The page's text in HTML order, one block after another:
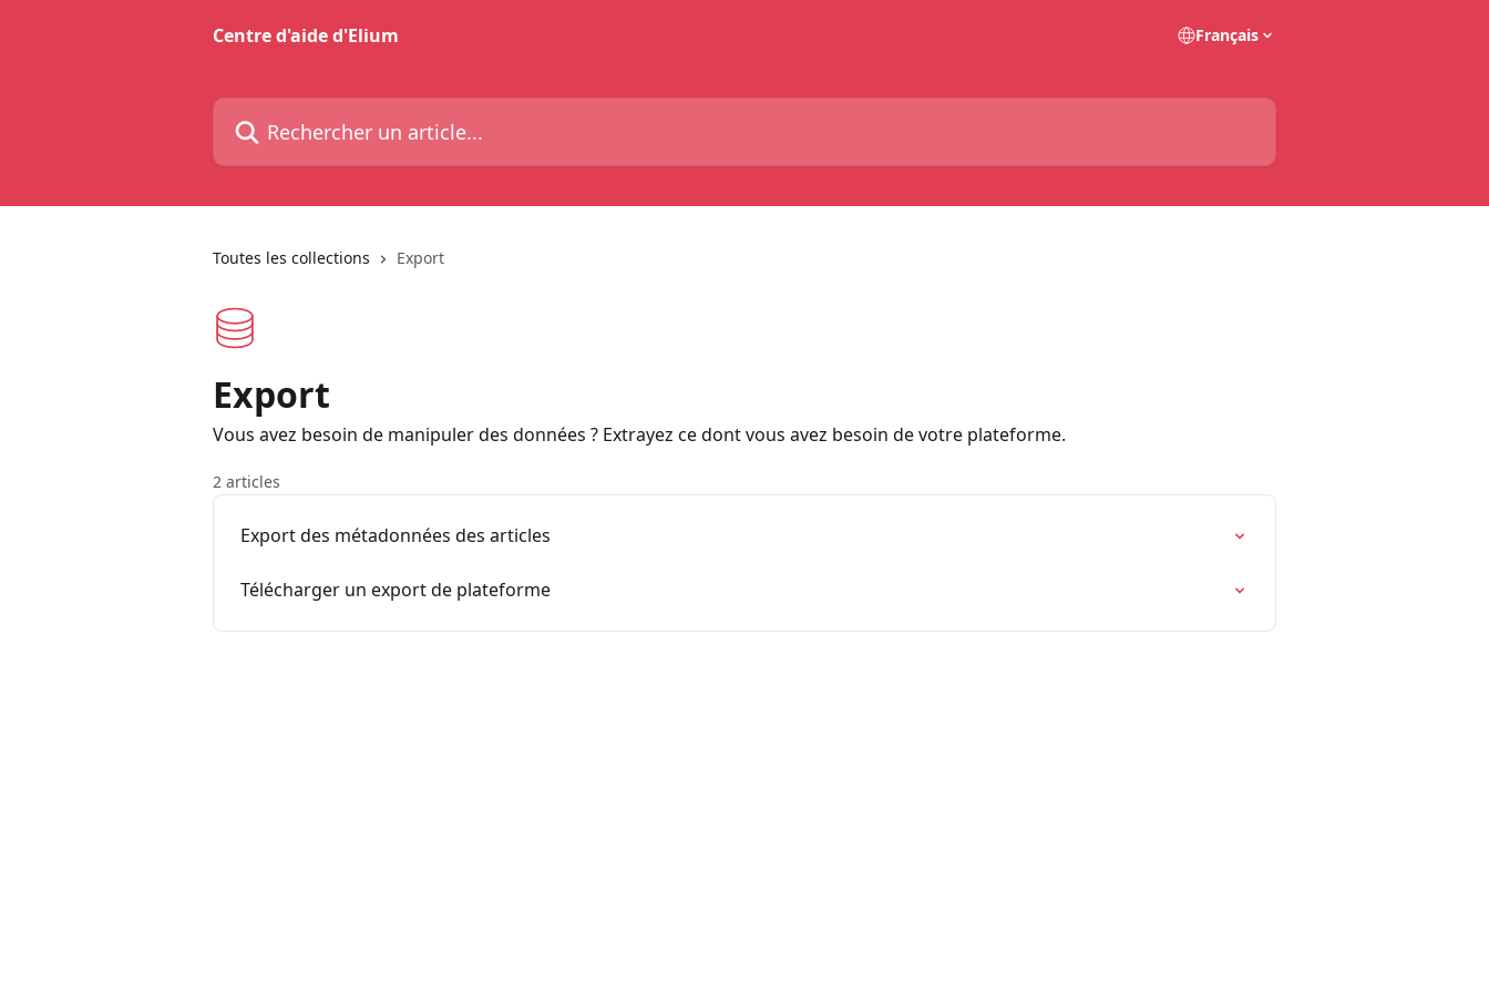
Centre d'aide d'Elium
Français
Rechercher un article...
Toutes les collections Export
Export
Vous avez besoin de manipuler des données ? Extrayez ce dont vous avez besoin de votre plateforme.
2 articles
Export des métadonnées des articles
Télécharger un export de plateforme